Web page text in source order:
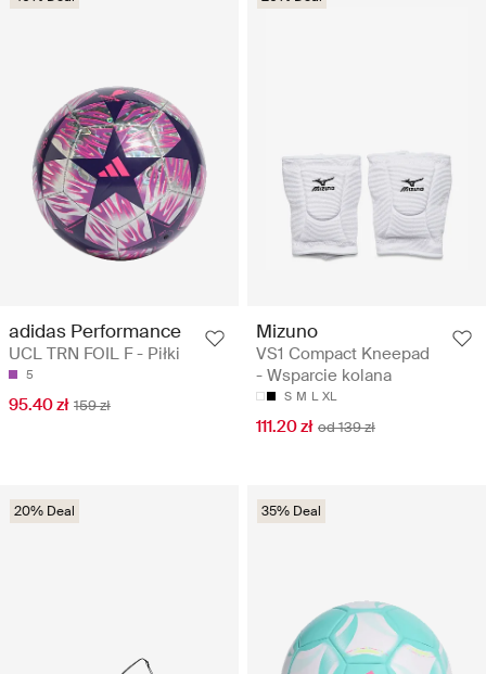
adidas Performance
UCL TRN FOIL F - Piłki
5
95.40 zł 159 zł
Mizuno
VS1 Compact Kneepad
- Wsparcie kolana
S M L XL
111.20 zł od 139 zł
20% Deal 35% Deal